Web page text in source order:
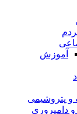
آموزش
و پتروشیمی
دامپروری